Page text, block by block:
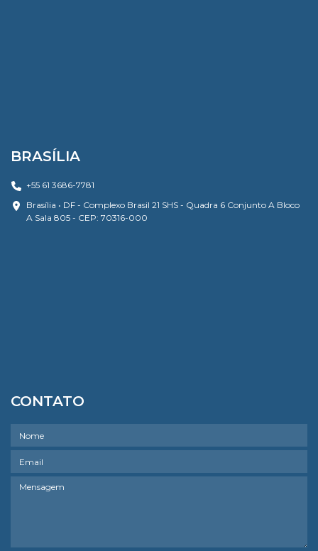
BRASÍLIA
+55 61 3686-7781
Brasília • DF - Complexo Brasil 21 SHS - Quadra 6 Conjunto A Bloco
A Sala 805 - CEP: 70316-000
CONTATO